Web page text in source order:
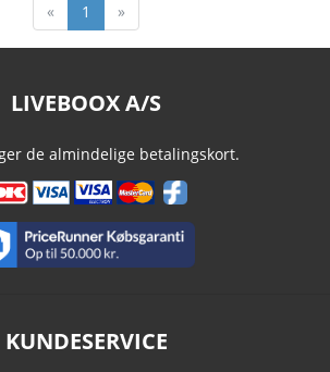
« 1 »
LIVEBOOX A/S
de almindelige betalingskort.
KUNDESERVICE